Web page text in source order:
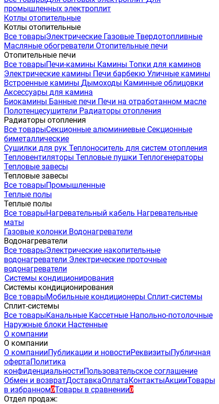
промышленных электроплит
Котлы отопительные
Котлы отопительные
Все товарыЭлектрические Газовые Твердотопливные
Масляные обогреватели Отопительные печи
Отопительные печи
Все товарыПечи-камины Камины Топки для каминов
Электрические камины Печи барбекю Уличные камины
Встроенные камины Дымоходы Каминные облицовки
Аксессуары для камина
Биокамины Банные печи Печи на отработанном масле
Полотенцесушители Радиаторы отопления
Радиаторы отопления
Все товарыСекционные алюминиевые Секционные
биметаллические
Сушилки для рук Теплоноситель для систем отопления
Тепловентиляторы Тепловые пушки Теплогенераторы
Тепловые завесы
Тепловые завесы
Все товарыПромышленные
Теплые полы
Теплые полы
Все товарыНагревательный кабель Нагревательные
маты
Газовые колонки Водонагреватели
Водонагреватели
Все товарыЭлектрические накопительные
водонагреватели Электрические проточные
водонагреватели
Системы кондиционирования
Системы кондиционирования
Все товарыМобильные кондиционеры Сплит-системы
Сплит-системы
Все товарыКанальные Кассетные Напольно-потолочные
Наружные блоки Настенные
О компании
О компании
О компанииПубликации и новостиРеквизитыПубличная
офертаПолитика
конфиденциальностиПользовательское соглашение
Обмен и возвратДоставкаОплатаКонтактыАкцииТовары
в избранном0Товары в сравнении0
Отдел продаж: